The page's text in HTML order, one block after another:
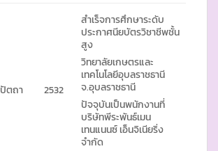
ปัตถา 2532
สำเร็จการศึกษาระดับ
ประกาศนียบัตรวิชาชีพชั้น
สูง
วิทยาลัยเกษตรและ
เทคโนโลยีอุบลราชธานี
จ.อุบลราชธานี
ปัจจุบันเป็นพนักงานที่
บริษัทพีระพันธ์เมน
เทนแนนซ์ เอ็นจิเนียริ่ง
จำกัด